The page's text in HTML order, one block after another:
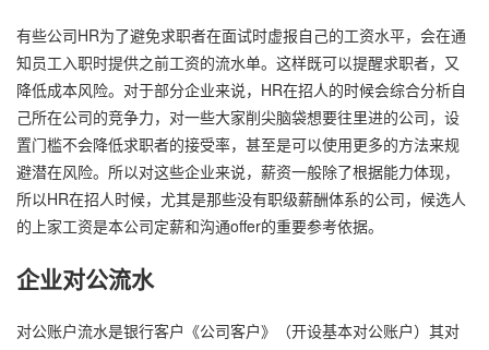
有些公司HR为了避免求职者在面试时虚报自己的工资水平，会在通
知员工入职时提供之前工资的流水单。这样既可以提醒求职者，又
降低成本风险。对于部分企业来说，HR在招人的时候会综合分析自
己所在公司的竞争力，对一些大家削尖脑袋想要往里进的公司，设
置门槛不会降低求职者的接受率，甚至是可以使用更多的方法来规
避潜在风险。所以对这些企业来说，薪资一般除了根据能力体现，
所以HR在招人时候，尤其是那些没有职级薪酬体系的公司，候选人
的上家工资是本公司定薪和沟通offer的重要参考依据。
企业对公流水
对公账户流水是银行客户《公司客户》（开设基本对公账户）其对